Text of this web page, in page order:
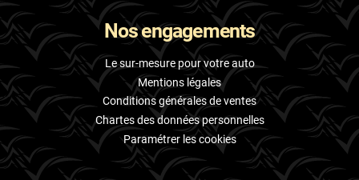
Nos engagements
Le sur-mesure pour votre auto
Mentions légales
Conditions générales de ventes
Chartes des données personnelles
Paramétrer les cookies